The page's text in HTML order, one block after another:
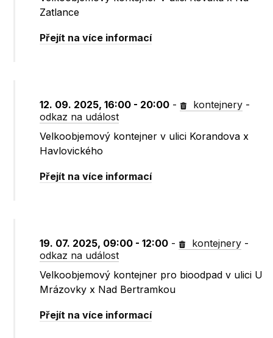
Zatlance
Přejít na více informací
12. 09. 2025, 16:00 - 20:00 - kontejnery -
odkaz na událost
Velkoobjemový kontejner v ulici Korandova x
Havlovického
Přejít na více informací
19. 07. 2025, 09:00 - 12:00 - kontejnery -
odkaz na událost
Velkoobjemový kontejner pro bioodpad v ulici U
Mrázovky x Nad Bertramkou
Přejít na více informací